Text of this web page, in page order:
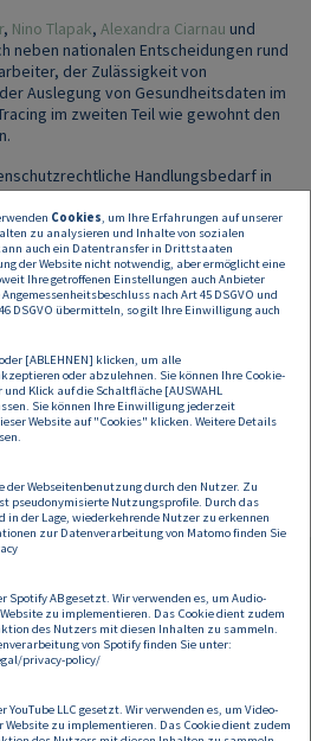
, Nino Tlapak, Alexandra Ciarnau und
neben nationalen Entscheidungen rund
der Zulässigkeit von
Auslegung von Gesundheitsdaten im
im zweiten Teil wie gewohnt den
Handlungsbedarf in
und wurden die neuen Data Breach
vorgestellt. Anhand plakativer Use
Schritte in der Praxis – von der
der Betroffenen – dargestellt.
überdatabreach@dorda.atrasch
kann hier bereits auf einen großen
zurückgreifen. Darüber hinaus
Letzt gab es noch einen Ausblick auf
EuroPrivacy
dem DORDA als exklusiver Partner für
Footer
Impressum
Cookies, um Ihre Erfahrungen auf unserer
zu analysieren und Inhalte von sozialen
auch ein Datentransfer in Drittstaaten
der Website nicht notwendig, aber ermöglicht eine
Ihre getroffenen Einstellungen auch Anbieter
nach Art 45 DSGVO und
DSGVO übermitteln, so gilt Ihre Einwilligung auch
[ABLEHNEN] klicken, um alle
oder abzulehnen. Sie können Ihre Cookie-
Klick auf die Schaltfläche [AUSWAHL
Sie können Ihre Einwilligung jederzeit
Website auf "Cookies" klicken. Weitere Details
.
der Webseitenbenutzung durch den Nutzer. Zu
pseudonymisierte Nutzungsprofile. Durch das
in der Lage, wiederkehrende Nutzer zu erkennen
zur Datenverarbeitung von Matomo finden Sie
Spotify AB gesetzt. Wir verwenden es, um Audio-
zu implementieren. Das Cookie dient zudem
des Nutzers mit diesen Inhalten zu sammeln.
von Spotify finden Sie unter:
privacy-policy/
YouTube LLC gesetzt. Wir verwenden es, um Video-
Website zu implementieren. Das Cookie dient zudem